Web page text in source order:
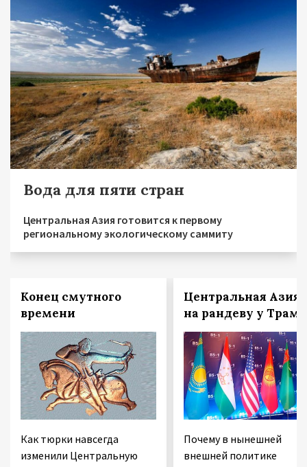
Вода для пяти стран
Центральная Азия готовится к первому
региональному экологическому саммиту
Конец смутного
времени
Как тюрки навсегда
изменили Центральную
Центральная Азия
на рандеву у
Почему в нынешней
внешней политике